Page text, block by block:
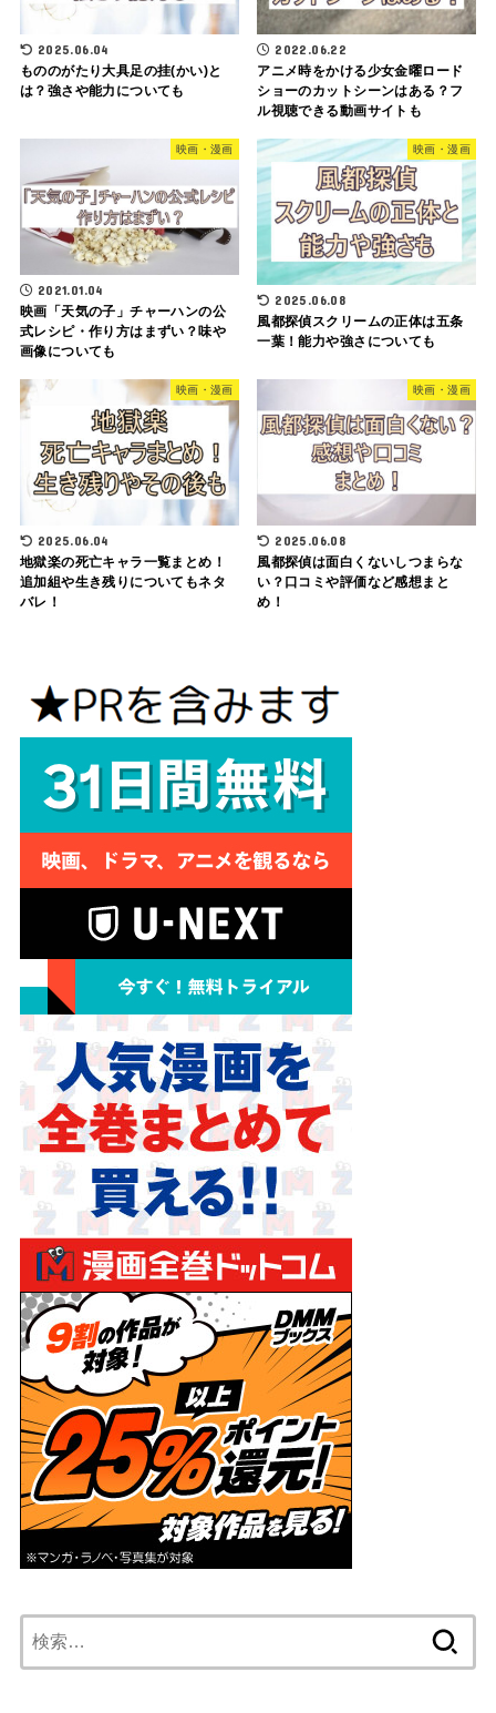
2025.06.04
もののがたり大具足の挂(かい)と
は？強さや能力についても
2022.06.22
アニメ時をかける少女金曜ロード
ショーのカットシーンはある？フ
ル視聴できる動画サイトも
映画・漫画
2021.01.04
映画「天気の子」チャーハンの公
式レシピ・作り方はまずい？味や
画像についても
映画・漫画
2025.06.08
風都探偵スクリームの正体は五条
一葉！能力や強さについても
映画・漫画
2025.06.04
地獄楽の死亡キャラ一覧まとめ！
追加組や生き残りについてもネタ
バレ！
映画・漫画
2025.06.08
風都探偵は面白くないしつまらな
い？口コミや評価など感想まと
め！
索: